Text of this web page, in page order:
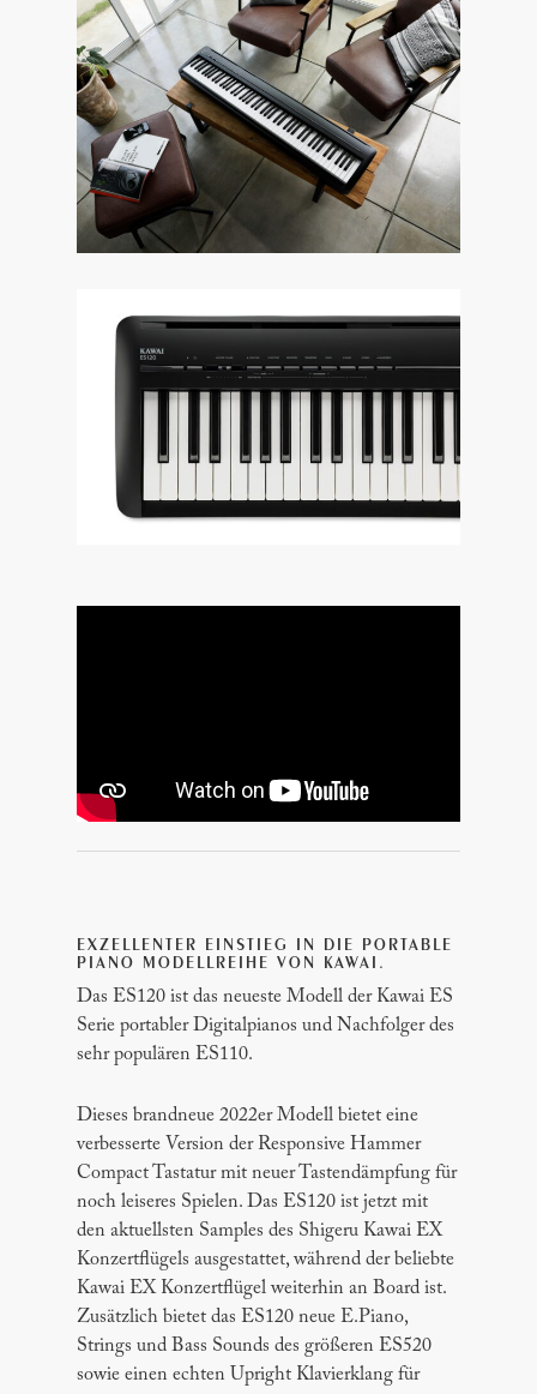
EXZELLENTER EINSTIEG IN DIE PORTABLE
PIANO MODELLREIHE VON KAWAI.
Das ES120 ist das neueste Modell der Kawai ES
Serie portabler Digitalpianos und Nachfolger des
sehr populären ES110.
Dieses brandneue 2022er Modell bietet eine
verbesserte Version der Responsive Hammer
Compact Tastatur mit neuer Tastendämpfung für
noch leiseres Spielen. Das ES120 ist jetzt mit
den aktuellsten Samples des Shigeru Kawai EX
Konzertflügels ausgestattet, während der beliebte
Kawai EX Konzertflügel weiterhin an Board ist.
Zusätzlich bietet das ES120 neue E.Piano,
Strings und Bass Sounds des größeren ES520
sowie einen echten Upright Klavierklang für